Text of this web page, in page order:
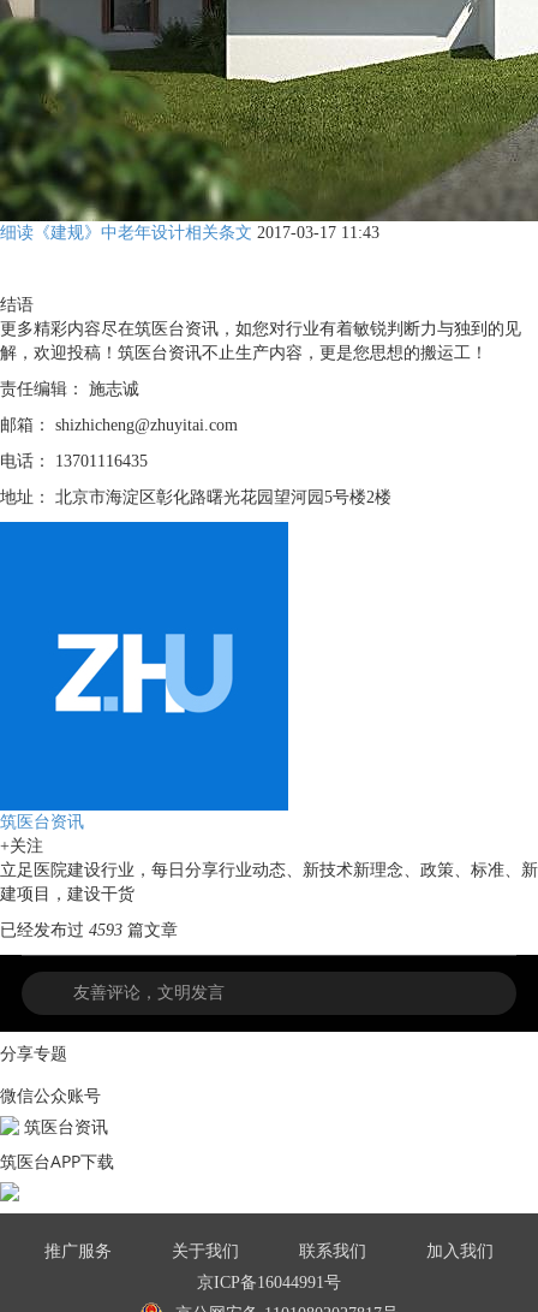
细读《建规》中老年设计相关条文 2017-03-17 11:43
结语
更多精彩内容尽在筑医台资讯，如您对行业有着敏锐判断力与独到的见
解，欢迎投稿！筑医台资讯不止生产内容，更是您思想的搬运工！
责任编辑： 施志诚
邮箱： shizhicheng@zhuyitai.com
电话： 13701116435
地址： 北京市海淀区彰化路曙光花园望河园5号楼2楼
筑医台资讯
+关注
立足医院建设行业，每日分享行业动态、新技术新理念、政策、标准、新
建项目，建设干货
已经发布过 4593 篇文章
分享专题
微信公众账号
筑医台资讯
筑医台APP下载
推广服务 关于我们 联系我们
加入我们
京ICP备16044991号